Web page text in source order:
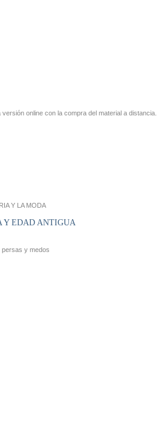
versión online con la compra del material a distancia.
Y LA MODA
Y EDAD ANTIGUA
persas y medos